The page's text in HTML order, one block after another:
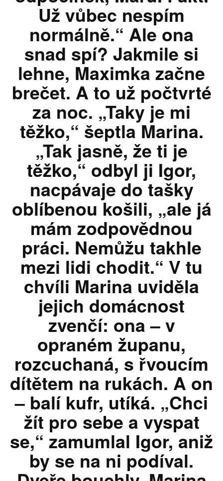
Už vůbec nespím
normálně.“ Ale ona
snad spí? Jakmile si
lehne, Maximka začne
brečet. A to už počtvrté
za noc. „Taky je mi
těžko,“ šeptla Marina.
„Tak jasně, že ti je
těžko,“ odbyl ji Igor,
nacpávaje do tašky
oblíbenou košili, „ale já
mám zodpovědnou
práci. Nemůžu takhle
mezi lidi chodit.“ V tu
chvíli Marina uviděla
jejich domácnost
zvenčí: ona – v
opraném županu,
rozcuchaná, s řvoucím
dítětem na rukách. A on
– balí kufr, utíká. „Chci
žít pro sebe a vyspat
se,“ zamumlal Igor, aniž
by se na ni podíval.